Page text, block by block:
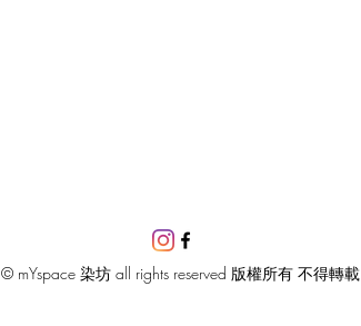
© mYspace 染坊 all rights reserved 版權所有 不得轉載